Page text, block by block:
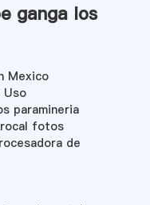
ganga los
Mexico
Uso
paramineria
fotos
de